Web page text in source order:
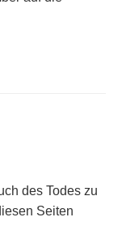
des Todes zu
Seiten